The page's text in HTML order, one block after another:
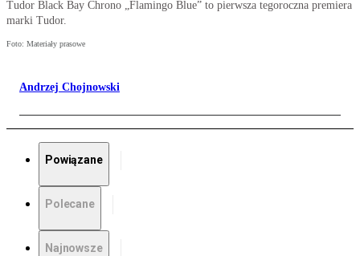
Tudor Black Bay Chrono „Flamingo Blue” to pierwsza tegoroczna premiera
marki Tudor.
Foto: Materiały prasowe
Andrzej Chojnowski
Powiązane
Polecane
Najnowsze